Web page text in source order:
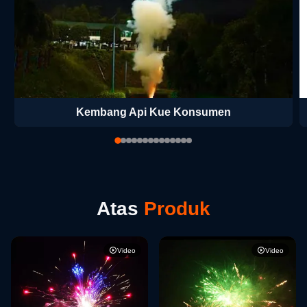
Kembang Api Kue Konsumen
Atas Produk
Video Video